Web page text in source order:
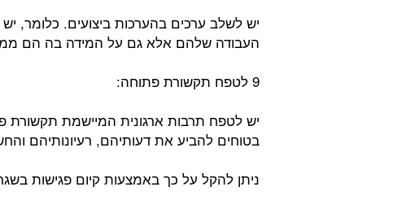
יש לשלב ערכים בהערכות ביצועים. כלומר,
העבודה שלהם אלא גם על המידה בה הם
9 לטפח תקשורת פתוחה:
יש לטפח תרבות ארגונית המיישמת תקשורת
בטוחים להביע את דעותיהם, רעיונותיהם
ניתן להקל על כך באמצעות קיום פגישות